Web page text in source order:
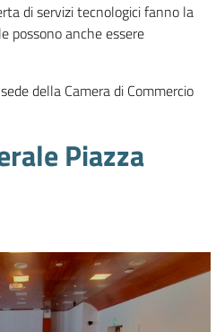
di servizi tecnologici fanno la
possono anche essere
della Camera di Commercio
Piazza